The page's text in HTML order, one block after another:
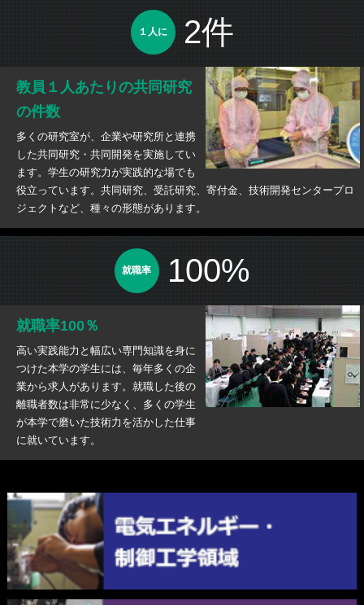
１人に 2件
教員１人あたりの共同研究
の件数
多くの研究室が、企業や研究所と連携
した共同研究・共同開発を実施してい
ます。学生の研究力が実践的な場でも
役立っています。共同研究、受託研究、寄付金、技術開発センタープロ
ジェクトなど、種々の形態があります。
就職率 100%
就職率100％
高い実践能力と幅広い専門知識を身に
つけた本学の学生には、毎年多くの企
業から求人があります。就職した後の
離職者数は非常に少なく、多くの学生
が本学で磨いた技術力を活かした仕事
に就いています。